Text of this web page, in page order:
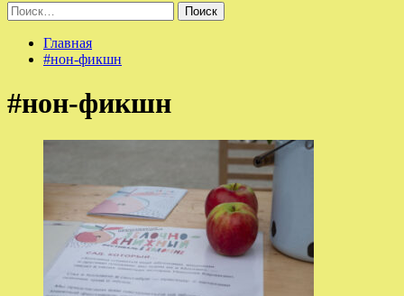
Найти:
Главная
#нон-фикшн
#нон-фикшн